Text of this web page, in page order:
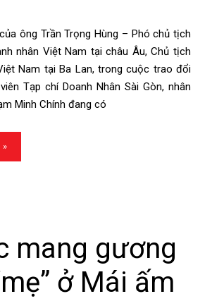
ông Trần Trọng Hùng – Phó chủ tịch
nhân Việt Nam tại châu Âu, Chủ tịch
Nam tại Ba Lan, trong cuộc trao đổi
Tạp chí Doanh Nhân Sài Gòn, nhân
Minh Chính đang có
»
mang gương
ở Mái ấm